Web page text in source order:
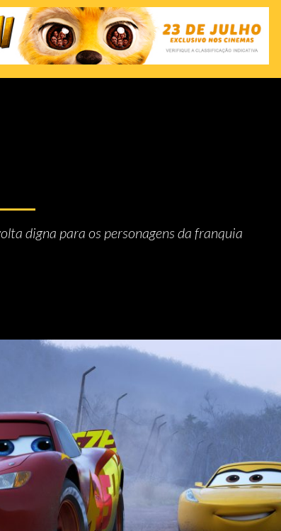
digna para os personagens da franquia